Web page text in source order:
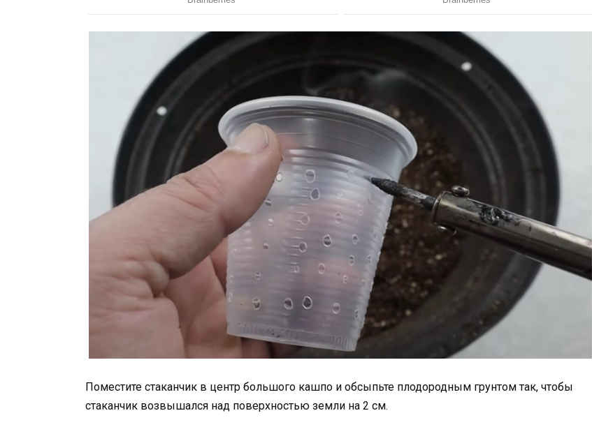
Поместите стаканчик в центр большого кашпо и обсыпьте плодородным грунтом так, чтобы
стаканчик возвышался над поверхностью земли на 2 см.